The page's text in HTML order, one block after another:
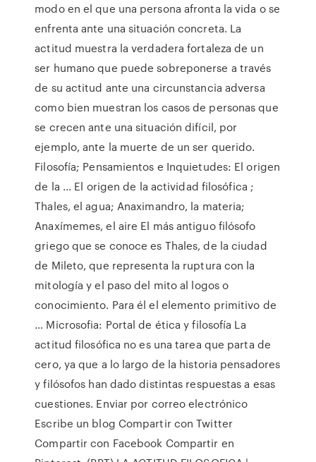
modo en el que una persona afronta la vida o se
enfrenta ante una situación concreta. La
actitud muestra la verdadera fortaleza de un
ser humano que puede sobreponerse a través
de su actitud ante una circunstancia adversa
como bien muestran los casos de personas que
se crecen ante una situación difícil, por
ejemplo, ante la muerte de un ser querido.
Filosofía; Pensamientos e Inquietudes: El origen
de la ... El origen de la actividad filosófica ;
Thales, el agua; Anaximandro, la materia;
Anaxímemes, el aire El más antiguo filósofo
griego que se conoce es Thales, de la ciudad
de Mileto, que representa la ruptura con la
mitología y el paso del mito al logos o
conocimiento. Para él el elemento primitivo de
… Microsofia: Portal de ética y filosofía La
actitud filosófica no es una tarea que parta de
cero, ya que a lo largo de la historia pensadores
y filósofos han dado distintas respuestas a esas
cuestiones. Enviar por correo electrónico
Escribe un blog Compartir con Twitter
Compartir con Facebook Compartir en